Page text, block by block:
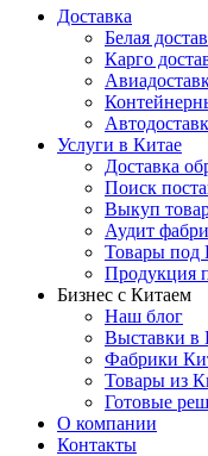
Доставка
Белая
Карго
Услуги в Китае
Доставка
Поиск
Выкуп
Аудит
Товары под
Продукция
Бизнес с Китаем
Наш блог
Выставки в
Фабрики
Товары из
Готовые
О компании
Контакты